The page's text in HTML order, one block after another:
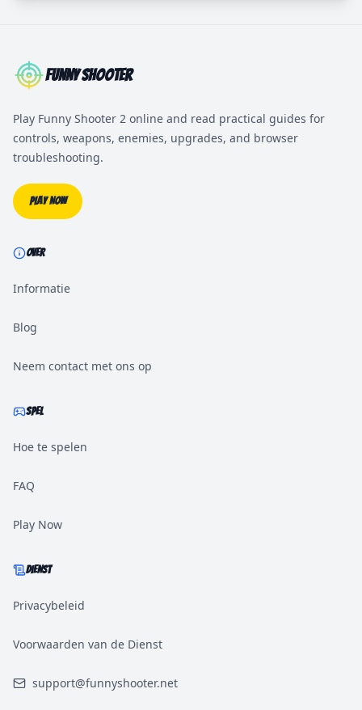
Funny Shooter
Play Funny Shooter 2 online and read practical guides for
controls, weapons, enemies, upgrades, and browser
troubleshooting.
Play Now
OVER
Informatie
Blog
Neem contact met ons op
SPEL
Hoe te spelen
FAQ
Play Now
DIENST
Privacybeleid
Voorwaarden van de Dienst
support@funnyshooter.net